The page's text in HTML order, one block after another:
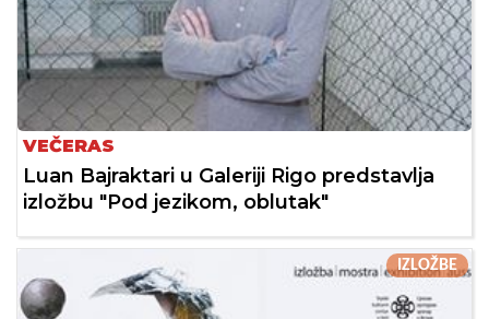
VEČERAS
Luan Bajraktari u Galeriji Rigo predstavlja
izložbu "Pod jezikom, oblutak"
IZLOŽBE